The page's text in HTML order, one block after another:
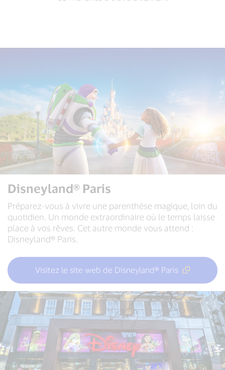
Disneyland® Paris
Préparez-vous à vivre une parenthèse magique, loin du
quotidien. Un monde extraordinaire où le temps laisse
place à vos rêves. Cet autre monde vous attend :
Disneyland® Paris.
Visitez le site web de Disneyland® Paris